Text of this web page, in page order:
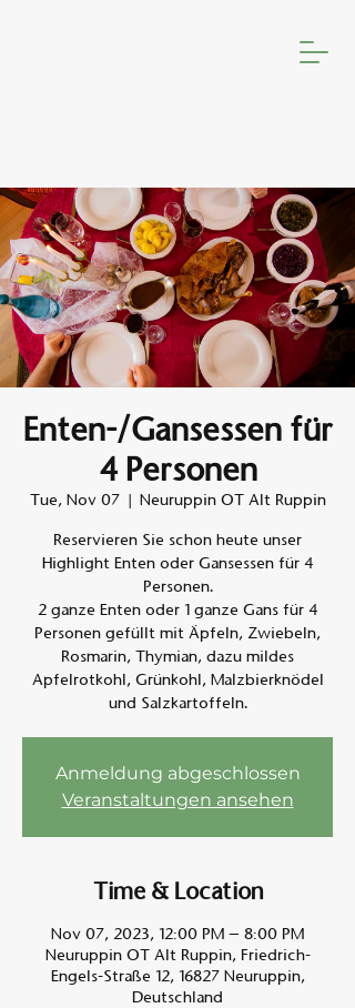
Enten-/Gansessen für
4 Personen
Tue, Nov 07
  |
Neuruppin OT Alt Ruppin
Reservieren Sie schon heute unser
Highlight Enten oder Gansessen für 4
Personen.
2 ganze Enten oder 1 ganze Gans für 4
Personen gefüllt mit Äpfeln, Zwiebeln,
Rosmarin, Thymian, dazu mildes
Apfelrotkohl, Grünkohl, Malzbierknödel
und Salzkartoffeln.
Anmeldung abgeschlossen
Veranstaltungen ansehen
Time & Location
Nov 07, 2023, 12:00 PM – 8:00 PM
Neuruppin OT Alt Ruppin, Friedrich-
Engels-Straße 12, 16827 Neuruppin,
Deutschland